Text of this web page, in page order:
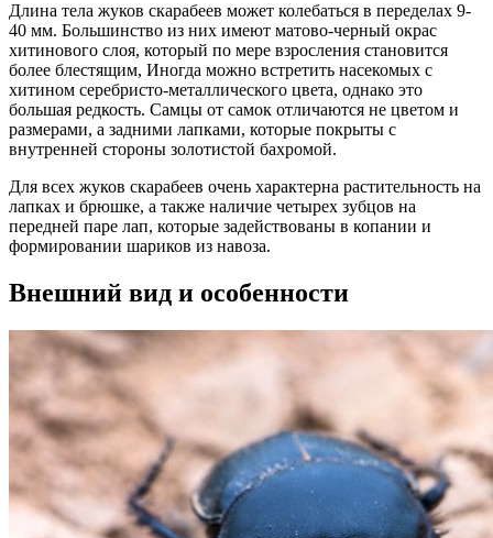
Длина тела жуков скарабеев может колебаться в переделах 9-
40 мм. Большинство из них имеют матово-черный окрас
хитинового слоя, который по мере взросления становится
более блестящим, Иногда можно встретить насекомых с
хитином серебристо-металлического цвета, однако это
большая редкость. Самцы от самок отличаются не цветом и
размерами, а задними лапками, которые покрыты с
внутренней стороны золотистой бахромой.
Для всех жуков скарабеев очень характерна растительность на
лапках и брюшке, а также наличие четырех зубцов на
передней паре лап, которые задействованы в копании и
формировании шариков из навоза.
Внешний вид и особенности